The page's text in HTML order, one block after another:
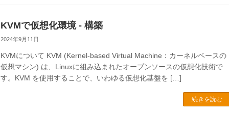
KVMで仮想化環境 - 構築
2024年9月11日
KVMについて KVM (Kernel-based Virtual Machine：カーネルベースの
仮想マシン) は、Linuxに組み込まれたオープンソースの仮想化技術で
す。KVM を使用することで、いわゆる仮想化基盤を […]
続きを読む